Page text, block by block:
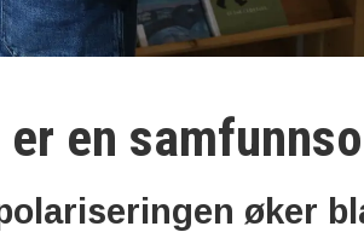
en
øker